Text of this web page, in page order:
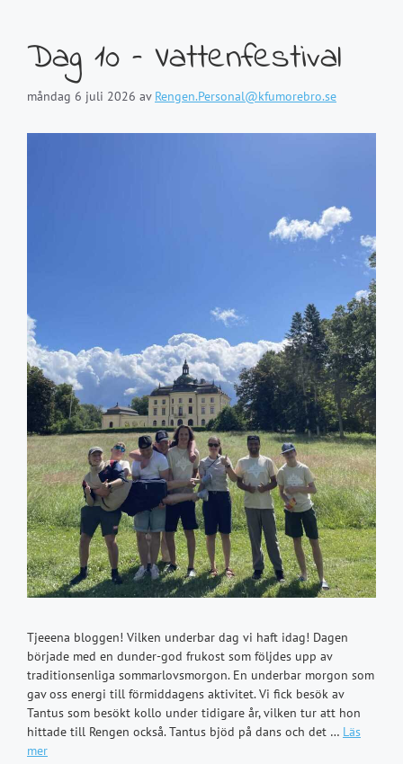
Dag 10 – Vattenfestival
måndag 6 juli 2026 av Rengen.Personal@kfumorebro.se
Tjeeena bloggen! Vilken underbar dag vi haft idag! Dagen
började med en dunder-god frukost som följdes upp av
traditionsenliga sommarlovsmorgon. En underbar morgon som
gav oss energi till förmiddagens aktivitet. Vi fick besök av
Tantus som besökt kollo under tidigare år, vilken tur att hon
hittade till Rengen också. Tantus bjöd på dans och det … Läs
mer